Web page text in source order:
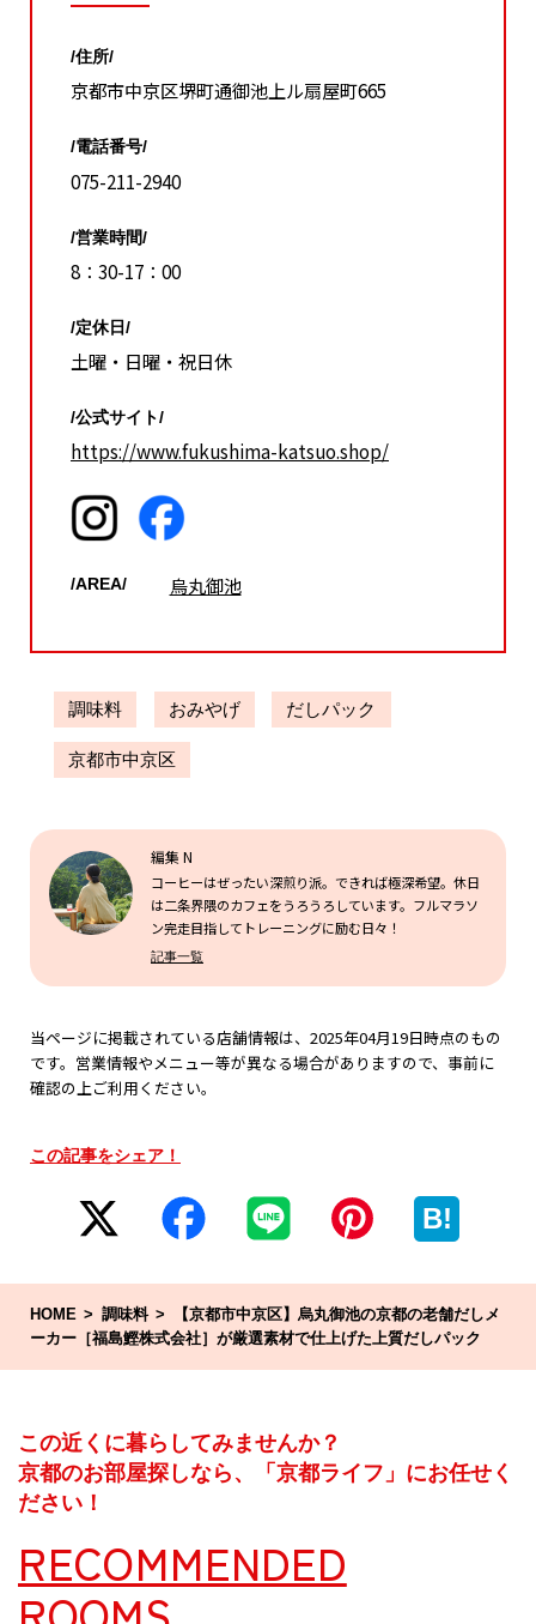
/住所/
京都市中京区堺町通御池上ル扇屋町665
/電話番号/
075-211-2940
/営業時間/
8：30-17：00
/定休日/
土曜・日曜・祝日休
/公式サイト/
https://www.fukushima-katsuo.shop/
/AREA/ 烏丸御池
調味料 おみやげ だしパック
京都市中京区
編集 N
コーヒーはぜったい深煎り派。できれば極深希望。休日
は二条界隈のカフェをうろうろしています。フルマラソ
ン完走目指してトレーニングに励む日々！
記事一覧
当ページに掲載されている店舗情報は、2025年04月19日時点のもの
です。営業情報やメニュー等が異なる場合がありますので、事前に
確認の上ご利用ください。
この記事をシェア！
B!
HOME 調味料
【京都市中京区】烏丸御池の京都の老舗だしメ
ーカー［福島鰹株式会社］が厳選素材で仕上げた上質だしパック
この近くに暮らしてみませんか？
京都のお部屋探しなら、「京都ライフ」にお任せく
ださい！
RECOMMENDED